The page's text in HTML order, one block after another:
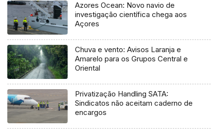
Azores Ocean: Novo navio de
investigação científica chega aos
Açores
Chuva e vento: Avisos Laranja e
Amarelo para os Grupos Central e
Oriental
Privatização Handling SATA:
Sindicatos não aceitam caderno de
encargos